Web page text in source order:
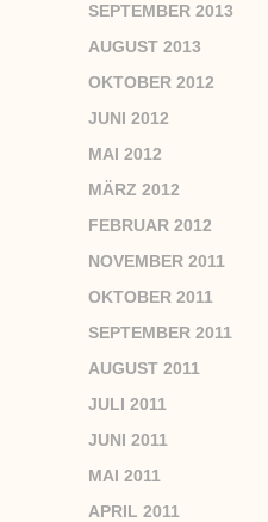
SEPTEMBER 2013
AUGUST 2013
OKTOBER 2012
JUNI 2012
MAI 2012
MÄRZ 2012
FEBRUAR 2012
NOVEMBER 2011
OKTOBER 2011
SEPTEMBER 2011
AUGUST 2011
JULI 2011
JUNI 2011
MAI 2011
APRIL 2011